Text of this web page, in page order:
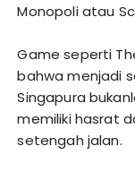
Monopoli atau
Game seperti
bahwa menjadi
Singapura
memiliki hasrat
setengah jalan.